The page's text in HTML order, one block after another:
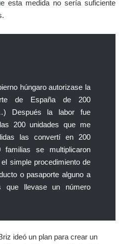
esta medida no sería suficiente
húngaro autorizase la
de España de 200
Después la labor fue
200 unidades que me
las convertí en 200
se multiplicaron
simple procedimiento de
o pasaporte alguno a
que llevase un número
ideó un plan para crear un